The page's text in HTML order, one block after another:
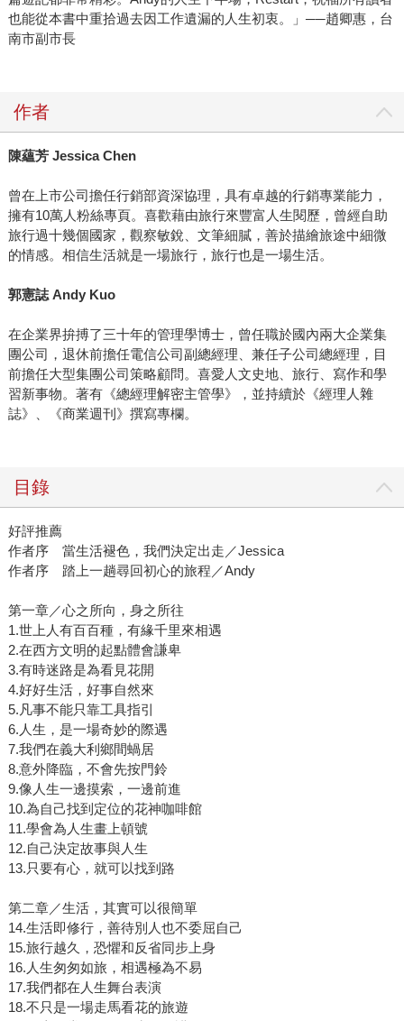
也能從本書中重拾過去因工作遺漏的人生初衷。」──趙卿惠，台
南市副市長
作者
陳蘊芳 Jessica Chen
曾在上市公司擔任行銷部資深協理，具有卓越的行銷專業能力，
擁有10萬人粉絲專頁。喜歡藉由旅行來豐富人生閱歷，曾經自助
旅行過十幾個國家，觀察敏銳、文筆細膩，善於描繪旅途中細微
的情感。相信生活就是一場旅行，旅行也是一場生活。
郭憲誌 Andy Kuo
在企業界拚搏了三十年的管理學博士，曾任職於國內兩大企業集
團公司，退休前擔任電信公司副總經理、兼任子公司總經理，目
前擔任大型集團公司策略顧問。喜愛人文史地、旅行、寫作和學
習新事物。著有《總經理解密主管學》，並持續於《經理人雜
誌》、《商業週刊》撰寫專欄。
目錄
好評推薦
作者序 當生活褪色，我們決定出走／Jessica
作者序 踏上一趟尋回初心的旅程／Andy
第一章／心之所向，身之所往
1.世上人有百百種，有緣千里來相遇
2.在西方文明的起點體會謙卑
3.有時迷路是為看見花開
4.好好生活，好事自然來
5.凡事不能只靠工具指引
6.人生，是一場奇妙的際遇
7.我們在義大利鄉間蝸居
8.意外降臨，不會先按門鈴
9.像人生一邊摸索，一邊前進
10.為自己找到定位的花神咖啡館
11.學會為人生畫上頓號
12.自己決定故事與人生
13.只要有心，就可以找到路
第二章／生活，其實可以很簡單
14.生活即修行，善待別人也不委屈自己
15.旅行越久，恐懼和反省同步上身
16.人生匆匆如旅，相遇極為不易
17.我們都在人生舞台表演
18.不只是一場走馬看花的旅遊